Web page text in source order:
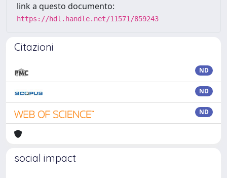
link a questo documento:
https://hdl.handle.net/11571/859243
Citazioni
ND
ND
ND
social impact